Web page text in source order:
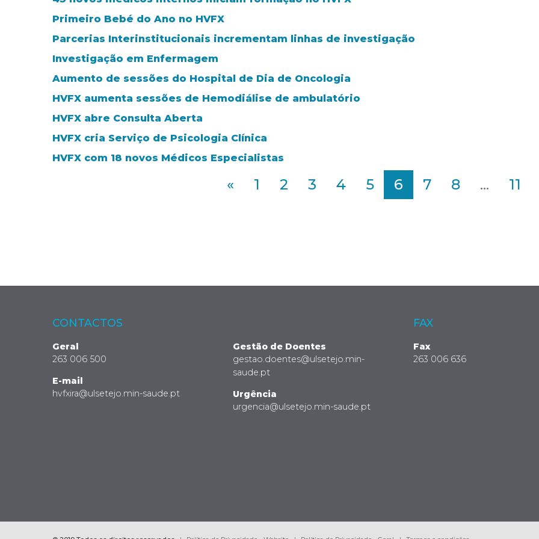
Primeiro Bebé do Ano no HVFX
Parcerias Interinstitucionais incrementam linhas de investigação
Investigação em Enfermagem
Aumento de sessões do Hospital de Dia de Oncologia
HVFX aumenta sessões de Hemodiálise de ambulatório
HVFX abre Consulta Aberta
HVFX cria Serviço de Psicologia Clínica
HVFX com 18 novos Médicos Especialistas
« 1 2 3 4 5 6 7 8 ... 11
CONTACTOS
Geral
263 006 500
E-mail
hvfxira@ulsetejo.min-saude.pt
Gestão de Doentes
gestao.doentes@ulsetejo.min-
saude.pt
Urgência
urgencia@ulsetejo.min-saude.pt
FAX
Fax
263 006 636